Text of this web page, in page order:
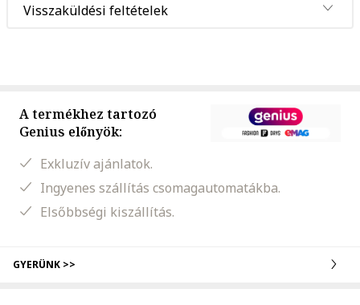
Visszaküldési feltételek
A termékhez tartozó
Genius előnyök:
Exkluzív ajánlatok.
Ingyenes szállítás csomagautomatákba.
Elsőbbségi kiszállítás.
GYERÜNK >>